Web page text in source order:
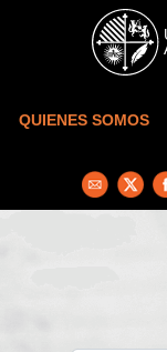
Skip to main content
QUIENES SOMOS